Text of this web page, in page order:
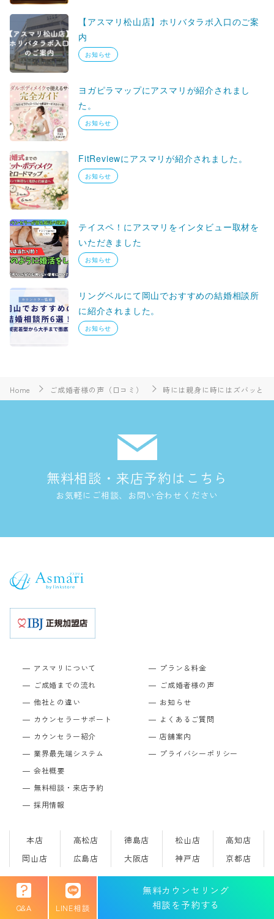
Q&A LINE相談
無料カウンセリング
相談を予約する
【アスマリ松山店】ホリバタラボ入口のご案
内
お知らせ
ヨガピラマップにアスマリが紹介されまし
た。
お知らせ
FitReviewにアスマリが紹介されました。
お知らせ
テイスペ！にアスマリをインタビュー取材を
いただきました
お知らせ
リングベルにて岡山でおすすめの結婚相談所
に紹介されました。
お知らせ
Home ご成婚者様の声（口コミ） 時には親身に時にはズバッと
無料相談・来店予約はこちら
お気軽にご相談、お問い合わせください
アスマリについて
ご成婚までの流れ
他社との違い
カウンセラーサポート
カウンセラー紹介
業界最先端システム
プラン＆料金
ご成婚者様の声
お知らせ
よくあるご質問
店舗案内
プライバシーポリシー
会社概要
無料相談・来店予約
採用情報
本店 高松店 徳島店 松山店
高知店
岡山店
広島店 大阪店 神戸店 京都店
Copyright © 結婚相談所のアスマリ All Rights Reserved.